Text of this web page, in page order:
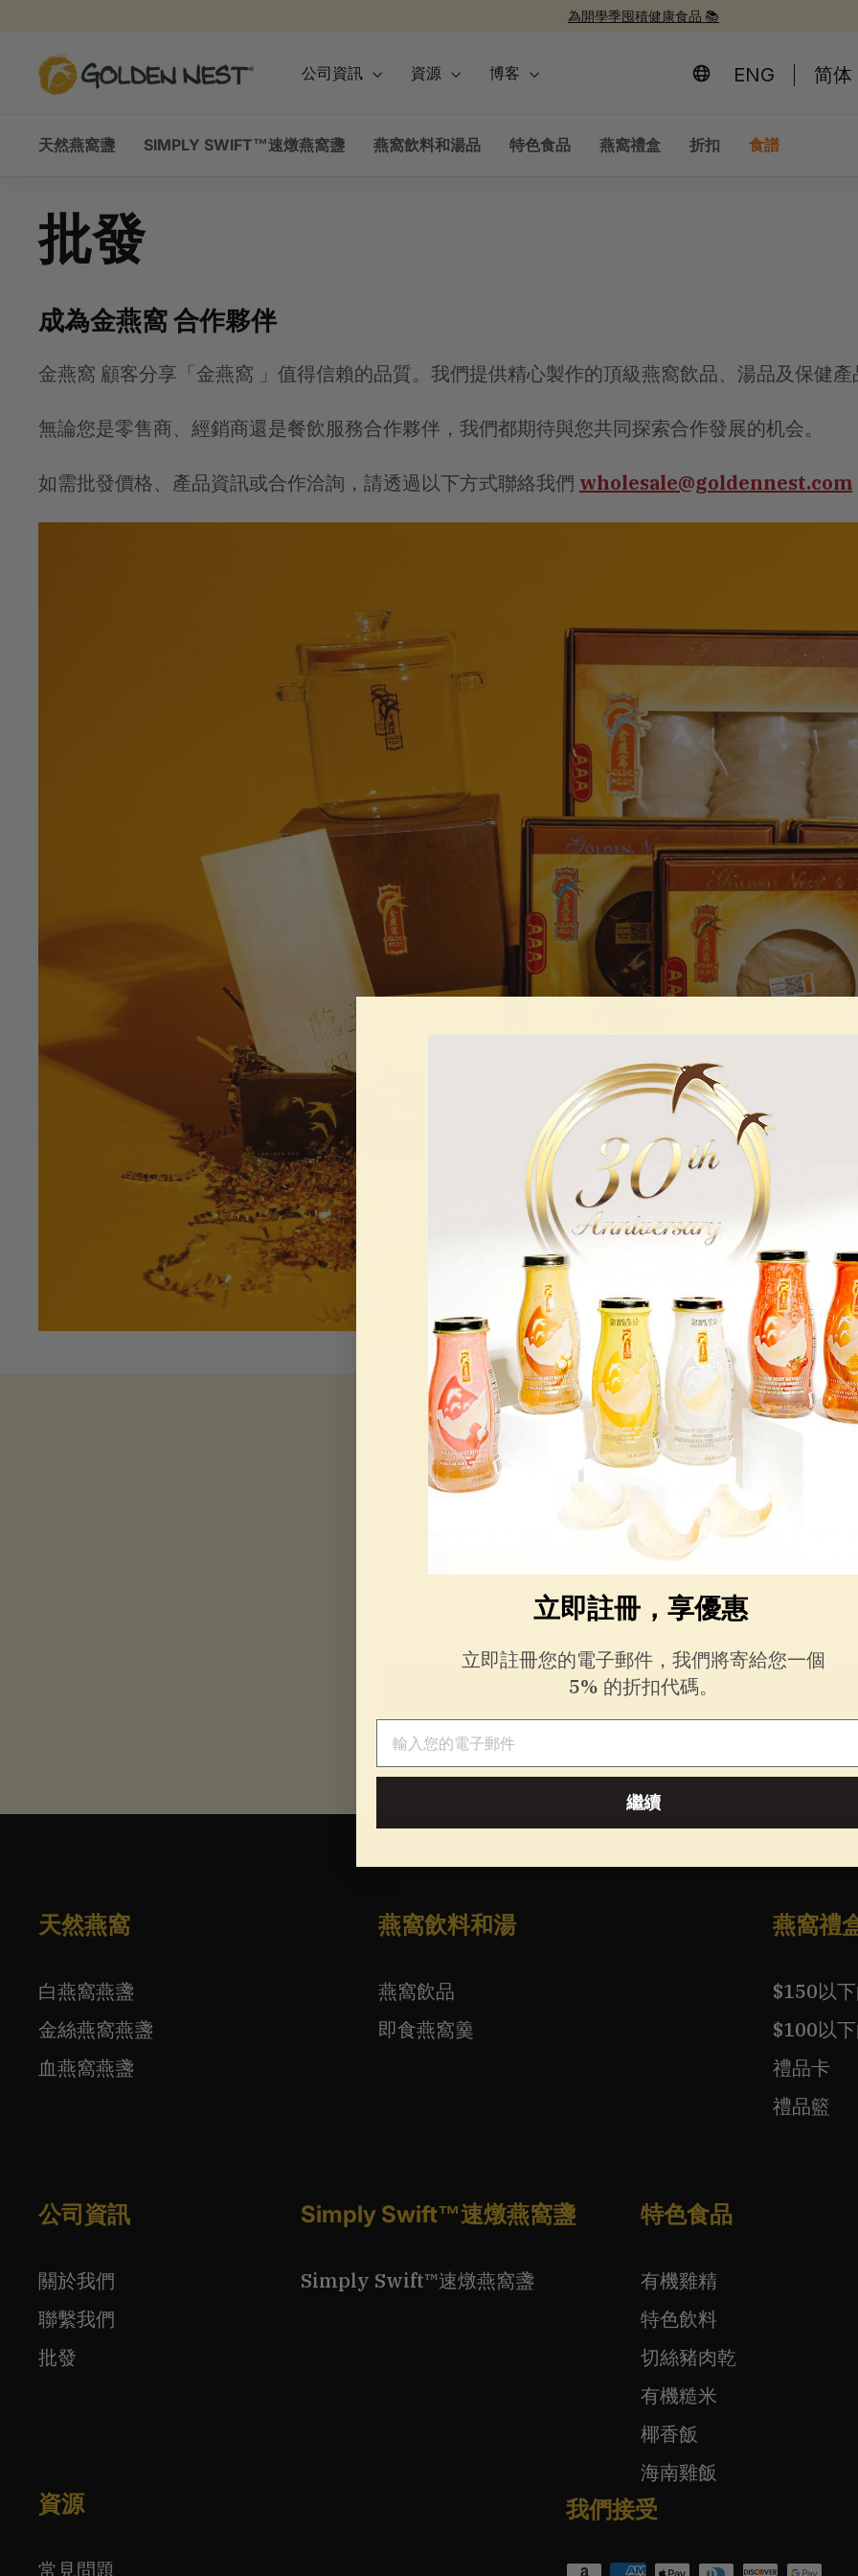
為開學季囤積健康食品 📚
金
燕
公司資訊 資源 博客 ENG 简体
天然燕窩盞 SIMPLY SWIFT™速燉燕窩盞 燕窩飲料和湯品 特色食品 燕窩禮盒 折扣 食譜
批發
成為金燕窩 合作夥伴
金燕窩 顧客分享「金燕窩 」值得信賴的品質。我們提供精心製作的頂級燕窩飲品、湯品及保健
無論您是零售商、經銷商還是餐飲服務合作夥伴，我們都期待與您共同探索合作發展的机会。
如需批發價格、產品資訊或合作洽詢，請透過以下方式聯絡我們 wholesale@goldennest.com
訂閱享5%折扣
立即用您的電子郵件註冊，我們將為您提供5% 折扣代
用於您的首次購物。
繼續
天然燕窩
白燕窩燕盞
金絲燕窩燕盞
血燕窩燕盞
燕窩飲料和湯
燕窩飲品
即食燕窩羹
燕窩禮
$150以
$100以
禮品卡
禮品籃
公司資訊
關於我們
聯繫我們
批發
Simply Swift™速燉燕窩盞
Simply Swift™速燉燕窩盞
特色食品
有機雞精
特色飲料
切絲豬肉乾
有機糙米
椰香飯
海南雞飯
資源
常見問題
我們接受
立即註冊，享優惠
立即註冊您的電子郵件，我們將寄給您一個
5% 的折扣代碼。
繼續